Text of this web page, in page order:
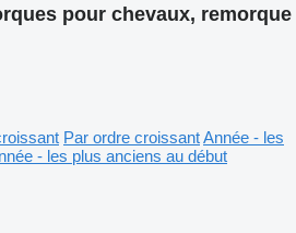
pour chevaux, remorque
Par ordre croissantAnnée - les
- les plus anciens au début